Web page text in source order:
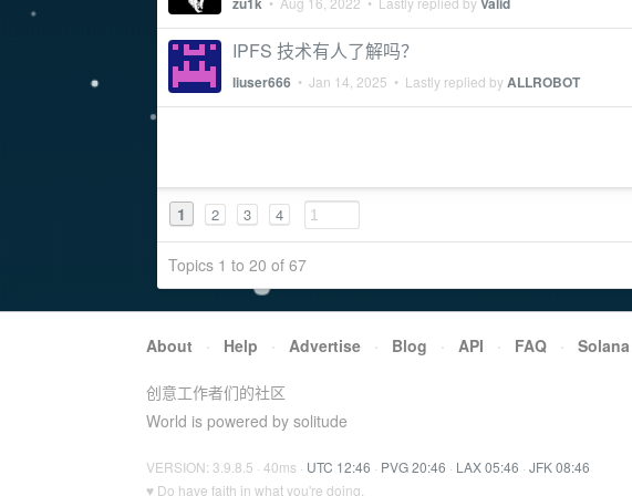
IPFS 技术有人了解吗？
liuser666 • Jan 14, 2025 • Lastly replied byALLROBOT
1 2 3 4
Topics 1 to 20 of 67
About · Help · Advertise · Blog · API · FAQ · Solana
创意工作者们的社区
World is powered by solitude
VERSION: 3.9.8.5 · 40ms · UTC 12:46 · PVG 20:46 · LAX 05:46 · JFK 08:46
♥ Do have faith in what you're doing.